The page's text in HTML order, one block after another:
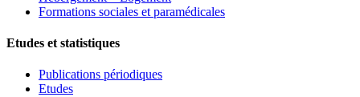
Formations sociales et paramédicales
Etudes et statistiques
Publications périodiques
Etudes